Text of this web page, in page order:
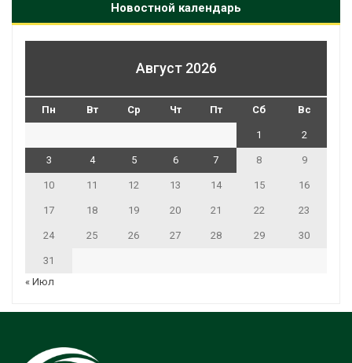
Новостной календарь
Август 2026
Пн Вт Ср Чт Пт Сб Вс
1 2
3 4 5 6 7 8 9
10 11 12 13 14 15 16
17 18 19 20 21 22 23
24 25 26 27 28 29 30
31
« Июл